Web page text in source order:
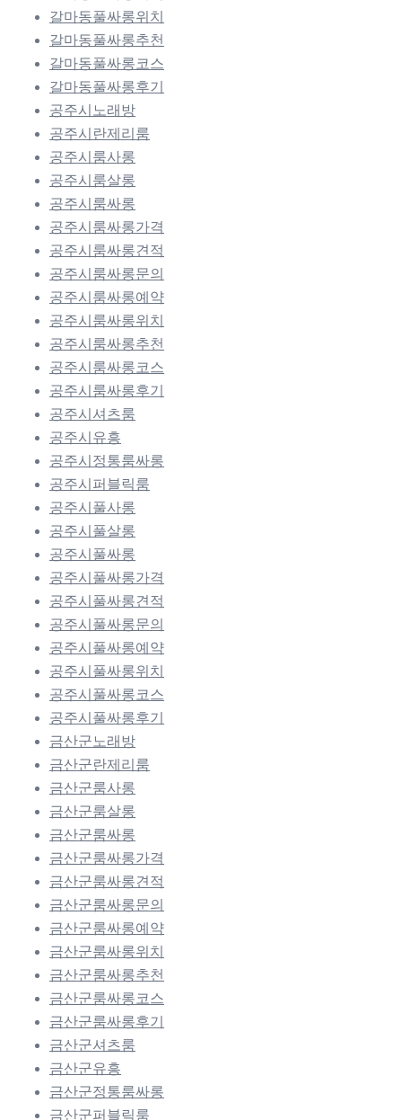
갈마동풀싸롱위치
갈마동풀싸롱추천
갈마동풀싸롱코스
갈마동풀싸롱후기
공주시노래방
공주시란제리룸
공주시룸사롱
공주시룸살롱
공주시룸싸롱
공주시룸싸롱가격
공주시룸싸롱견적
공주시룸싸롱문의
공주시룸싸롱예약
공주시룸싸롱위치
공주시룸싸롱추천
공주시룸싸롱코스
공주시룸싸롱후기
공주시셔츠룸
공주시유흥
공주시정통룸싸롱
공주시퍼블릭룸
공주시풀사롱
공주시풀살롱
공주시풀싸롱
공주시풀싸롱가격
공주시풀싸롱견적
공주시풀싸롱문의
공주시풀싸롱예약
공주시풀싸롱위치
공주시풀싸롱코스
공주시풀싸롱후기
금산군노래방
금산군란제리룸
금산군룸사롱
금산군룸살롱
금산군룸싸롱
금산군룸싸롱가격
금산군룸싸롱견적
금산군룸싸롱문의
금산군룸싸롱예약
금산군룸싸롱위치
금산군룸싸롱추천
금산군룸싸롱코스
금산군룸싸롱후기
금산군셔츠룸
금산군유흥
금산군정통룸싸롱
금산군퍼블릭룸